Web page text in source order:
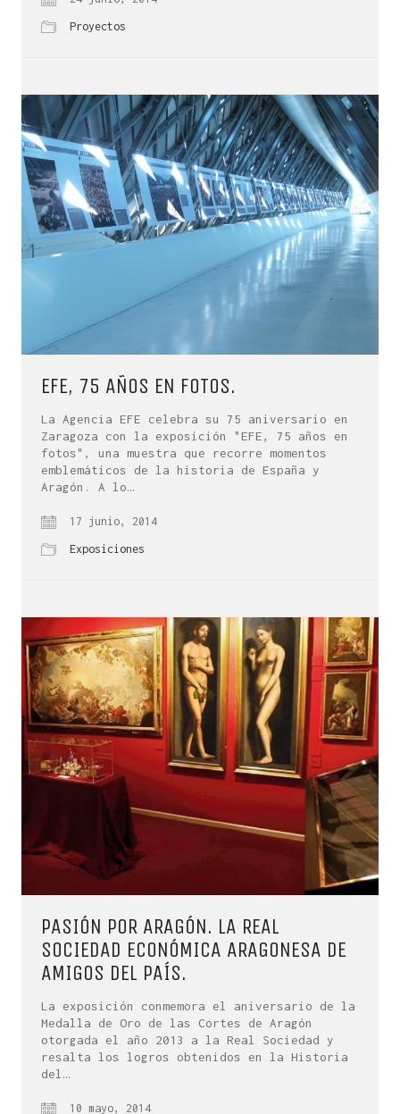
Proyectos
EFE, 75 AÑOS EN FOTOS.
La Agencia EFE celebra su 75 aniversario en
Zaragoza con la exposición "EFE, 75 años en
fotos", una muestra que recorre momentos
emblemáticos de la historia de España y
Aragón. A lo…
17 junio, 2014
Exposiciones
PASIÓN POR ARAGÓN. LA REAL
SOCIEDAD ECONÓMICA ARAGONESA DE
AMIGOS DEL PAÍS.
La exposición conmemora el aniversario de la
Medalla de Oro de las Cortes de Aragón
otorgada el año 2013 a la Real Sociedad y
resalta los logros obtenidos en la Historia
del…
10 mayo, 2014